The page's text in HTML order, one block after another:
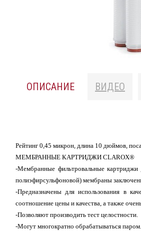
ОПИСАНИЕ ВИДЕО
Рейтинг 0,45 микрон, длина 10 дюймов,
MЕМБРАННЫЕ КАРТРИДЖИ CLAROX®
-Мембранные фильтровальные картриджи
полиэфирсульфоновой) мембраны
-Предназначены для использования в
соотношение цены и качества, а также
-Позволяют производить тест целостности.
-Могут многократно обрабатываться паром.